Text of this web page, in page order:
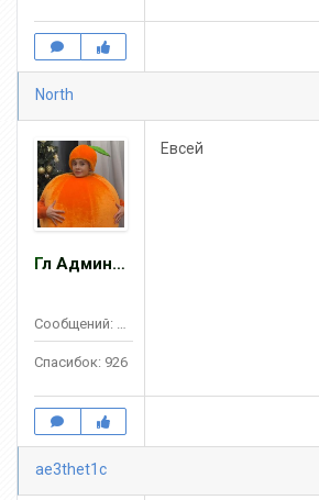
North
Гл Админ ZOMBIE
Сообщений: 2467
Спасибок: 926
Евсей
ae3thet1c